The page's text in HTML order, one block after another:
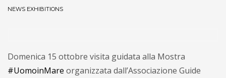
NEWS EXHIBITIONS
Domenica 15 ottobre visita guidata alla Mostra
#UomoinMare organizzata dall’Associazione Guide